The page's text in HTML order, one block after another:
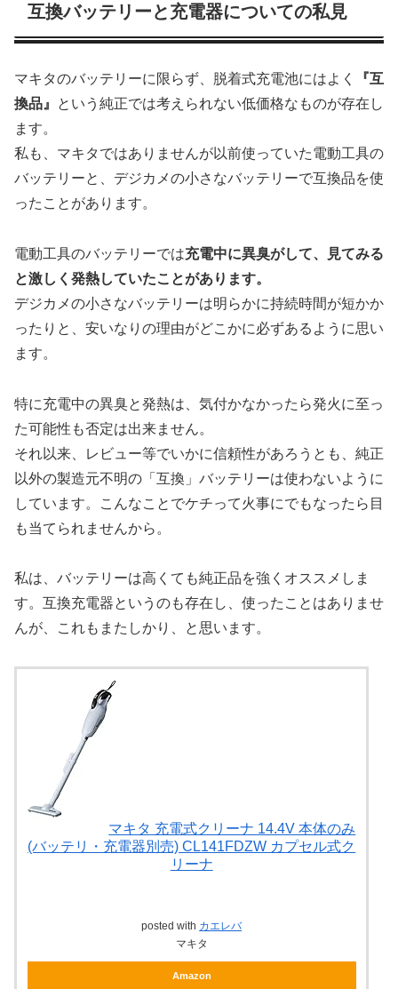
互換バッテリーと充電器についての私見
マキタのバッテリーに限らず、脱着式充電池にはよく
『互
換品』
という純正では考えられない低価格なものが存在し
ます。
私も、マキタではありませんが以前使っていた電動工具の
バッテリーと、デジカメの小さなバッテリーで互換品を使
ったことがあります。
電動工具のバッテリーでは充電中に異臭がして、見てみる
と激しく発熱していたことがあります。
デジカメの小さなバッテリーは明らかに持続時間が短かか
ったりと、安いなりの理由がどこかに必ずあるように思い
ます。
特に充電中の異臭と発熱は、気付かなかったら発火に至っ
た可能性も否定は出来ません。
それ以来、レビュー等でいかに信頼性があろうとも、純正
以外の製造元不明の「互換」バッテリーは使わないように
しています。こんなことでケチって火事にでもなったら目
も当てられませんから。
私は、バッテリーは高くても純正品を強くオススメしま
す。互換充電器というのも存在し、使ったことはありませ
んが、これもまたしかり、と思います。
マキタ 充電式クリーナ 14.4V 本体のみ
(バッテリ・充電器別売) CL141FDZW カプセル式ク
リーナ
posted with カエレバ
マキタ
Amazon